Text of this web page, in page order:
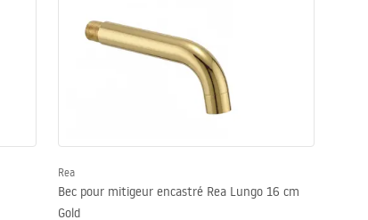
Rea
Bec pour mitigeur encastré Rea Lungo 16 cm
Gold